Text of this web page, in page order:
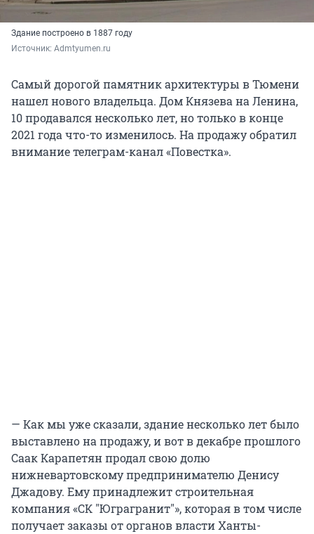
Здание построено в 1887 году
Источник: Admtyumen.ru
Самый дорогой памятник архитектуры в Тюмени
нашел нового владельца. Дом Князева на Ленина,
10 продавался несколько лет, но только в конце
2021 года что-то изменилось. На продажу обратил
внимание телеграм-канал «Повестка».
— Как мы уже сказали, здание несколько лет было
выставлено на продажу, и вот в декабре прошлого
Саак Карапетян продал свою долю
нижневартовскому предпринимателю Денису
Джадову. Ему принадлежит строительная
компания «СК "Юграгранит"», которая в том числе
получает заказы от органов власти Ханты-